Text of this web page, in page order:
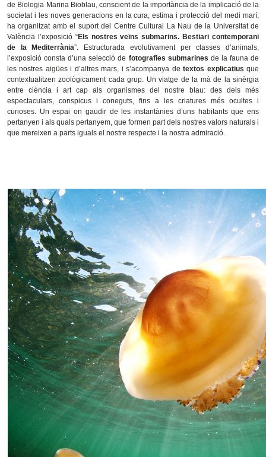
de Biologia Marina Bioblau, conscient de la importància de la implicació de la
societat i les noves generacions en la cura, estima i protecció del medi marí,
ha organitzat amb el suport del Centre Cultural La Nau de la Universitat de
València l’exposició “Els nostres veïns submarins. Bestiari contemporani
de la Mediterrània”. Estructurada evolutivament per classes d’animals,
l’exposició consta d’una selecció de fotografies submarines de la fauna de
les nostres aigües i d’altres mars, i s’acompanya detextos explicatius que
contextualitzen zoològicament cada grup. Un viatge de la mà de la sinèrgia
entre ciència i art cap als organismes del nostre blau: des dels més
espectaculars, conspicus i coneguts, fins a les criatures més ocultes i
curioses. Un espai on gaudir de les instantànies d’uns habitants que ens
pertanyen i als quals pertanyem, que formen part dels nostres valors naturals i
que mereixen a parts iguals el nostre respecte i la nostra admiració.